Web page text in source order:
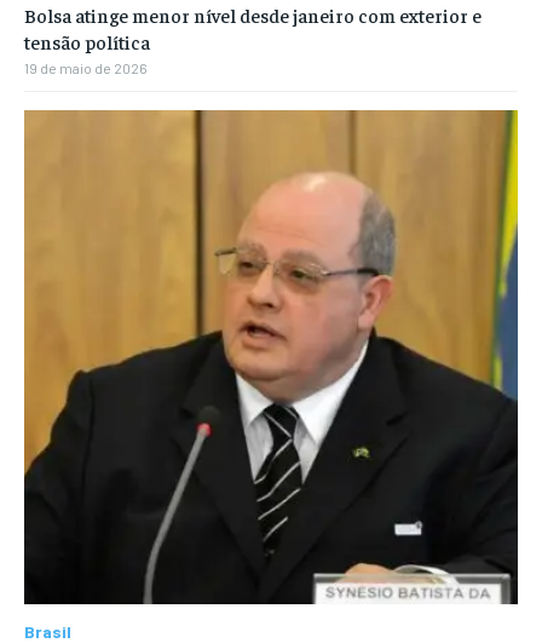
Bolsa atinge menor nível desde janeiro com exterior e
tensão política
19 de maio de 2026
Brasil